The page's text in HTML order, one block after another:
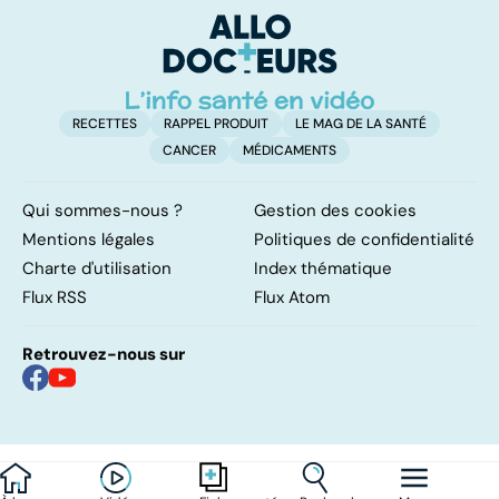
d'angine ?
RECETTES RAPPEL PRODUIT
LE MAG DE LA SANTÉ
CANCER
MÉDICAMENTS
Qui sommes-nous ?
Gestion des cookies
Mentions légales
Politiques de confidentialité
Charte d'utilisation
Index thématique
Flux RSS
Flux Atom
Retrouvez-nous sur